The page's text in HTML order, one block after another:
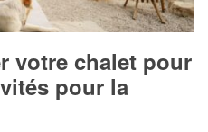
votre chalet pour
pour la